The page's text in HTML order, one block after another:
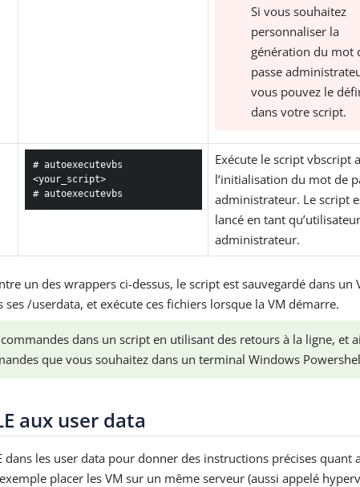
Si vous souhaitez
personnaliser la
génération du mot
passe
vous pouvez le
dans votre script.
# autoexecutevbs
<your_script>
# autoexecutevbs
Exécute le script vbscript
l’initialisation du mot de
administrateur. Le script
lancé en tant qu’utilisateur
administrateur.
un des wrappers ci-dessus, le script est sauvegardé dans un
/userdata, et exécute ces fichiers lorsque la VM démarre.
dans un script en utilisant des retours à la ligne, et
que vous souhaitez dans un terminal Windows
aux user data
dans les user data pour donner des instructions précises quant
placer les VM sur un même serveur (aussi appelé